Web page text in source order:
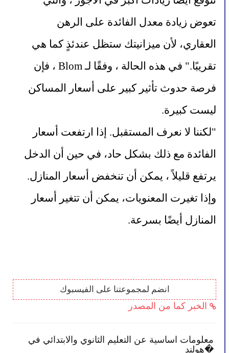
ليست كبيرة.
المنازل أيضًا بسرعة.
انضم لمجموعتنا على الفيسبوك
الخبر كما من المصدر
بعض النصائح تمكنك بأن تصبح أكثر انخراطًا في
مدرسة طفلك